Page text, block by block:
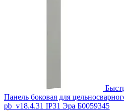
Панель боковая для
pb_v18.4.31 IP31 Эра Б0059345